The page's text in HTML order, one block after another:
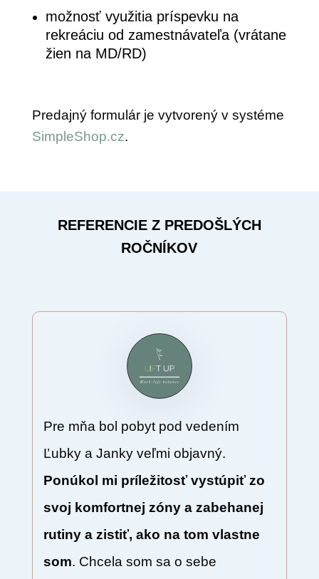
možnosť využitia príspevku na
rekreáciu od zamestnávateľa (vrátane
žien na MD/RD)
Predajný formulár je vytvorený v systéme
SimpleShop.cz.
REFERENCIE Z PREDOŠLÝCH
ROČNÍKOV
Pre mňa bol pobyt pod vedením
Ľubky a Janky veľmi objavný.
Ponúkol mi príležitosť vystúpiť zo
svoj komfortnej zóny a zabehanej
rutiny a zistiť, ako na tom vlastne
som. Chcela som sa o sebe